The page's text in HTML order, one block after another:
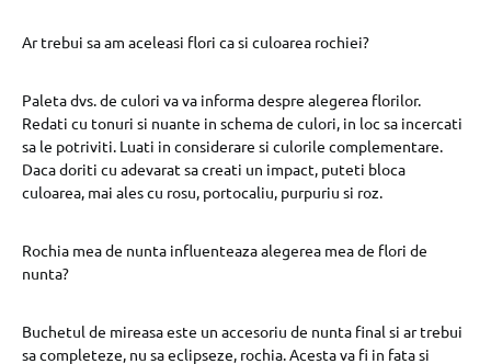
Ar trebui sa am aceleasi flori ca si culoarea rochiei?
Paleta dvs. de culori va va informa despre alegerea florilor.
Redati cu tonuri si nuante in schema de culori, in loc sa incercati
sa le potriviti. Luati in considerare si culorile complementare.
Daca doriti cu adevarat sa creati un impact, puteti bloca
culoarea, mai ales cu rosu, portocaliu, purpuriu si roz.
Rochia mea de nunta influenteaza alegerea mea de flori de
nunta?
Buchetul de mireasa este un accesoriu de nunta final si ar trebui
sa completeze, nu sa eclipseze, rochia. Acesta va fi in fata si